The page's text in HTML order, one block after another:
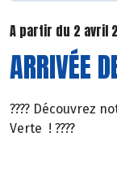
A partir du 2 avril
ARRIVÉE
???? Découvrez
Verte ! ????